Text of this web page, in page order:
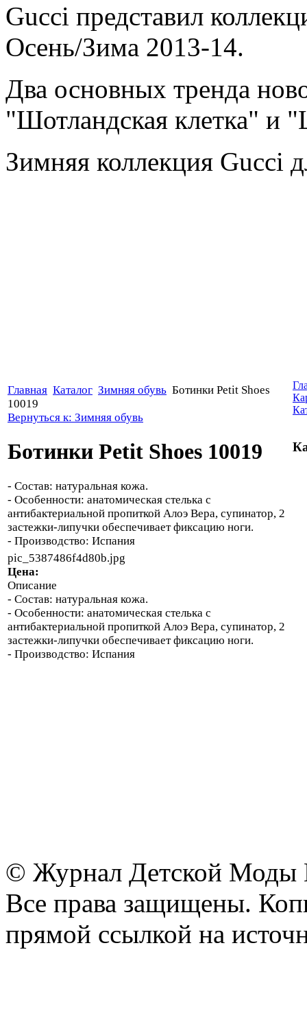
Gucci представил
Осень/Зима 2013-14.
Два основных тренда
"Шотландская клетка" и
Зимняя коллекция Gucci
Главная Каталог Зимняя обувь Ботинки Petit Shoes
10019
Вернуться к: Зимняя обувь
Ботинки Petit Shoes 10019
- Состав: натуральная кожа.
- Особенности: анатомическая стелька с
антибактериальной пропиткой Алоэ Вера, супинатор, 2
застежки-липучки обеспечивает фиксацию ноги.
- Производство: Испания
pic_5387486f4d80b.jpg
Цена:
Описание
- Состав: натуральная кожа.
- Особенности: анатомическая стелька с
антибактериальной пропиткой Алоэ Вера, супинатор, 2
застежки-липучки обеспечивает фиксацию ноги.
- Производство: Испания
© Журнал Детской Моды
Все права защищены.
прямой ссылкой на